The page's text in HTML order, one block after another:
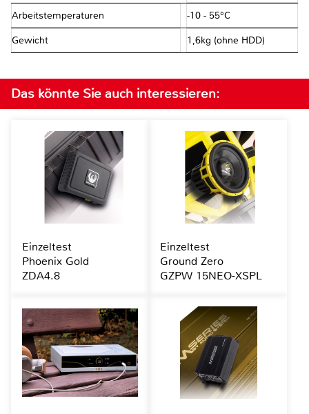
Arbeitstemperaturen -10 - 55°C
Gewicht 1,6kg (ohne HDD)
Das könnte Sie auch interessieren:
Einzeltest
Phoenix Gold
ZDA4.8
Einzeltest
Ground Zero
GZPW 15NEO-XSPL